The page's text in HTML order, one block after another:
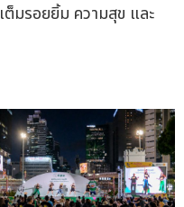
มรอยยิ้ม ความสุข และ